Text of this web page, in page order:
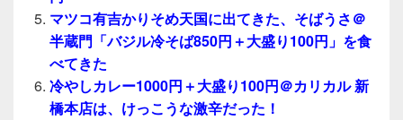
マツコ有吉かりそめ天国に出てきた、そばうさ＠
半蔵門「バジル冷そば850円＋大盛り100円」を食
べてきた
冷やしカレー1000円＋大盛り100円＠カリカル 新
橋本店は、けっこうな激辛だった！